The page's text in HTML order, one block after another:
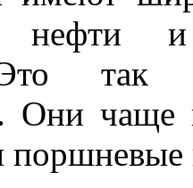
нефти
так
Они чаще